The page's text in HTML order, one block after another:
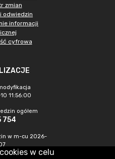
zmian
odwiedzin
informacji
cyfrowa
11:56:00
ogółem
754
w m-cu 2026-
w celu